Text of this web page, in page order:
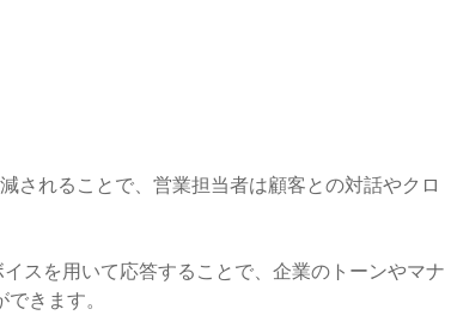
されることで、営業担当者は顧客との対話やクロ
スを用いて応答することで、企業のトーンやマナ
きます。